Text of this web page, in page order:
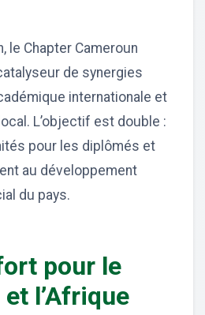
le Chapter Cameroun
de synergies
internationale et
L’objectif est double :
pour les diplômés et
au développement
du pays.
pour le
l’Afrique